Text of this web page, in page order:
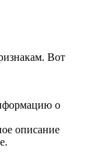
Вот
о
описание